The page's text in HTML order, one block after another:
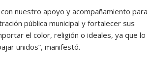
nuestro apoyo y acompañamiento para
pública municipal y fortalecer sus
el color, religión o ideales, ya que lo
unidos”, manifestó.